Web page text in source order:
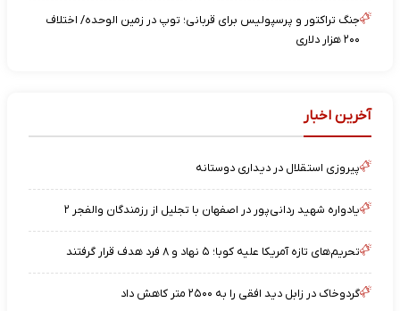
جنگ تراکتور و پرسپولیس برای قربانی؛ توپ در زمین الوحده/ اختلاف
۲۰۰ هزار دلاری
آخرین اخبار
پیروزی استقلال در دیداری دوستانه
یادواره شهید ردانی‌پور در اصفهان با تجلیل از رزمندگان والفجر ۲
تحریم‌های تازه آمریکا علیه کوبا؛ ۵ نهاد و ۸ فرد هدف قرار گرفتند
گردوخاک در زابل دید افقی را به ۲۵۰۰ متر کاهش داد